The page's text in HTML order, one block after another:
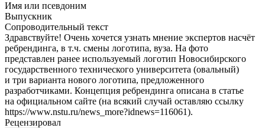
Имя или псевдоним
Выпускник
Сопроводительный текст
Здравствуйте! Очень хочется узнать мнение экспертов насчёт
ребрендинга, в т.ч. смены логотипа, вуза. На фото
представлен ранее используемый логотип Новосибирского
государственного технического университета (овальный)
и три варианта нового логотипа, предложенного
разработчиками. Концепция ребрендинга описана в статье
на официальном сайте (на всякий случай оставляю ссылку
https://www.nstu.ru/news_more?idnews=116061).
Рецензировал